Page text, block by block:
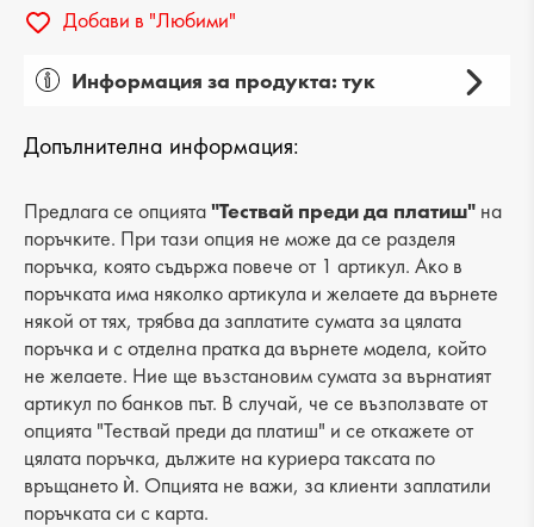
Добави в "Любими"
Информация за продукта: тук
Вид на продукта: елегантни
Категория: обувки
Лицев материал: еко кожа
Хастар: еко кожа
Ходило/Подметка: ток
Вид стелка: еко кожа
Височина на тока: 9 cm
Височина подметка: -
Допълнителна информация:
Предлага се опцията"Тествай преди да платиш" на
поръчките. При тази опция не може да се разделя
поръчка, която съдържа повече от 1 артикул. Ако в
поръчката има няколко артикула и желаете да върнете
някой от тях, трябва да заплатите сумата за цялата
поръчка и с отделна пратка да върнете модела, който
не желаете. Ние ще възстановим сумата за върнатият
артикул по банков път. В случай, че се възползвате от
опцията "Тествай преди да платиш" и се откажете от
цялата поръчка, дължите на куриера таксата по
връщането ѝ. Опцията не важи, за клиенти заплатили
поръчката си с карта.